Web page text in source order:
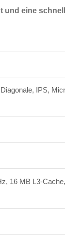
und eine
IPS,
16 MB L3-